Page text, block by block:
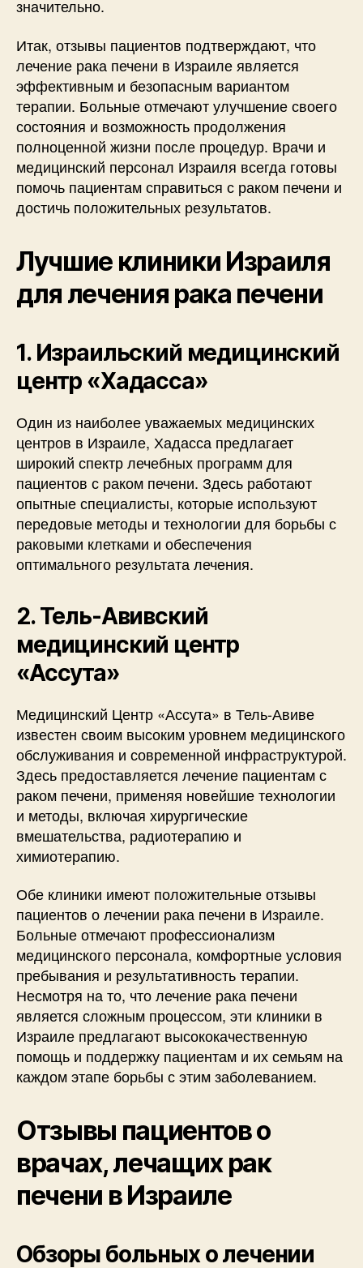
значительно.
Итак, отзывы пациентов подтверждают, что
лечение рака печени в Израиле является
эффективным и безопасным вариантом
терапии. Больные отмечают улучшение своего
состояния и возможность продолжения
полноценной жизни после процедур. Врачи и
медицинский персонал Израиля всегда готовы
помочь пациентам справиться с раком печени и
достичь положительных результатов.
Лучшие клиники Израиля
для лечения рака печени
1. Израильский медицинский
центр «Хадасса»
Один из наиболее уважаемых медицинских
центров в Израиле, Хадасса предлагает
широкий спектр лечебных программ для
пациентов с раком печени. Здесь работают
опытные специалисты, которые используют
передовые методы и технологии для борьбы с
раковыми клетками и обеспечения
оптимального результата лечения.
2. Тель-Авивский
медицинский центр
«Ассута»
Медицинский Центр «Ассута» в Тель-Авиве
известен своим высоким уровнем медицинского
обслуживания и современной инфраструктурой.
Здесь предоставляется лечение пациентам с
раком печени, применяя новейшие технологии
и методы, включая хирургические
вмешательства, радиотерапию и
химиотерапию.
Обе клиники имеют положительные отзывы
пациентов о лечении рака печени в Израиле.
Больные отмечают профессионализм
медицинского персонала, комфортные условия
пребывания и результативность терапии.
Несмотря на то, что лечение рака печени
является сложным процессом, эти клиники в
Израиле предлагают высококачественную
помощь и поддержку пациентам и их семьям на
каждом этапе борьбы с этим заболеванием.
Отзывы пациентов о
врачах, лечащих рак
печени в Израиле
Обзоры больных о лечении